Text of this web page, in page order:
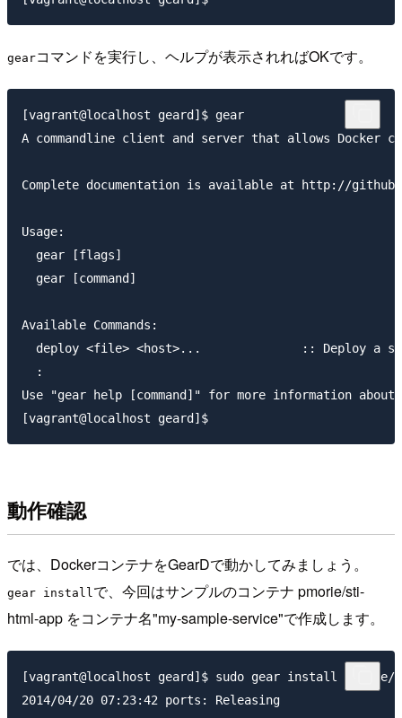
gearコマンドを実行し、ヘルプが表示されればOKです。
[vagrant@localhost geard]$ gear
A commandline client and server that allows
Complete documentation is available at http://
Usage:
  gear [flags]
  gear [command]
Available Commands:
deploy <file> <host>...              :: Deploy a
  :
Use "gear help [command]" for more information about
動作確認
では、DockerコンテナをGearDで動かしてみましょう。
gear installで、今回はサンプルのコンテナ pmorie/sti-
html-app をコンテナ名"my-sample-service"で作成します。
[vagrant@localhost geard]$ sudo gear install pmorie/
2014/04/20 07:23:42 ports: Releasing